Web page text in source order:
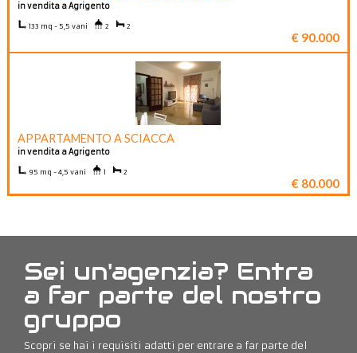
in vendita a Agrigento
133 mq - 5,5 vani 2 2
€ 90.000
APPARTAMENTO A SCIACCA
in vendita a Agrigento
95 mq - 4,5 vani 1 2
€ 80.000
Sei un'agenzia? Entra
a far parte del nostro
gruppo
Scopri se hai i requisiti adatti per entrare a far parte del